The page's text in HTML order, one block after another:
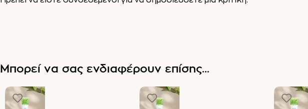
Μπορεί να σας ενδιαφέρουν επίσης...